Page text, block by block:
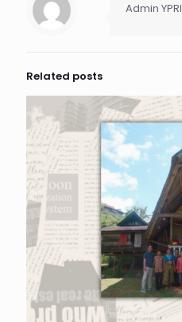
Admin YPRI
Related posts